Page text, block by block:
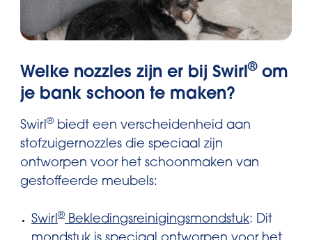
Welke nozzles zijn er bij Swirl ®om
je bank schoon te maken?
Swirl ® biedt een verscheidenheid aan
stofzuigernozzles die speciaal zijn
ontworpen voor het schoonmaken van
gestoffeerde meubels:
Swirl ® Bekledingsreinigingsmondstuk: Dit